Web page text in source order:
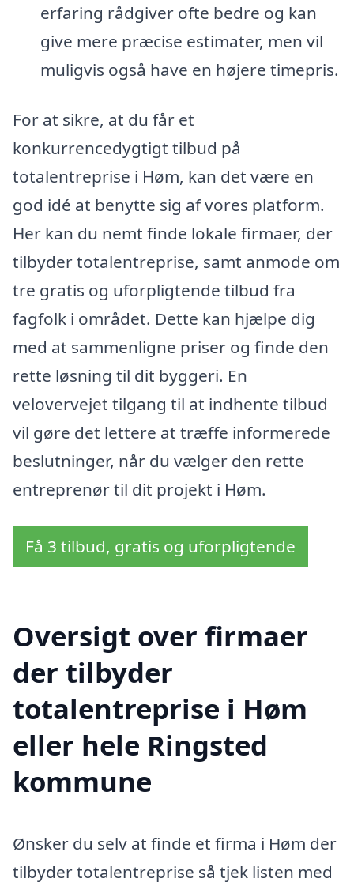
erfaring rådgiver ofte bedre og kan
give mere præcise estimater, men vil
muligvis også have en højere timepris.
For at sikre, at du får et
konkurrencedygtigt tilbud på
totalentreprise i Høm, kan det være en
god idé at benytte sig af vores platform.
Her kan du nemt finde lokale firmaer, der
tilbyder totalentreprise, samt anmode om
tre gratis og uforpligtende tilbud fra
fagfolk i området. Dette kan hjælpe dig
med at sammenligne priser og finde den
rette løsning til dit byggeri. En
velovervejet tilgang til at indhente tilbud
vil gøre det lettere at træffe informerede
beslutninger, når du vælger den rette
entreprenør til dit projekt i Høm.
Få 3 tilbud, gratis og uforpligtende
Oversigt over firmaer
der tilbyder
totalentreprise i Høm
eller hele Ringsted
kommune
Ønsker du selv at finde et firma i Høm der
tilbyder totalentreprise så tjek listen med